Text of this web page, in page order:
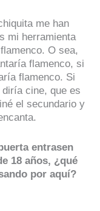
me han
mi herramienta
O sea,
flamenco, si
flamenco. Si
cine, que es
el secundario y
entrasen
18 años, ¿qué
por aquí?